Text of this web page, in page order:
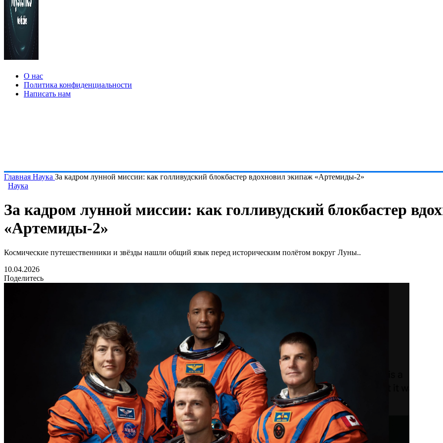
О нас
Политика конфиденциальности
Написать нам
Главная Наука За кадром лунной миссии: как голливудский блокбастер вдохновил экипаж «Артемиды-2»
Наука
За кадром лунной миссии: как голливудский блокбастер
«Артемиды-2»
Космические путешественники и звёзды нашли общий язык перед историческим полётом вокруг Луны..
10.04.2026
Поделитесь